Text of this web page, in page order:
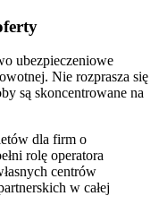
ubezpieczeniowe
Nie rozprasza się
są skoncentrowane na
dla firm o
rolę operatora
centrów
w całej